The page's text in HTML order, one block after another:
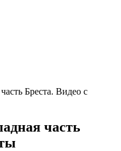
Бреста. Видео с
часть